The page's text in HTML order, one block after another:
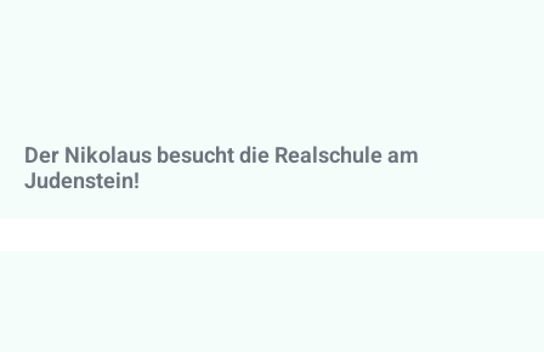
Der Nikolaus besucht die Realschule am
Judenstein!